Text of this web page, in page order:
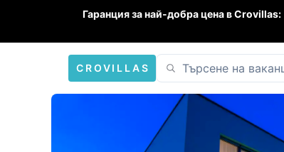
Гаранция за най-добра цена в Crovillas:
CROVILLAS